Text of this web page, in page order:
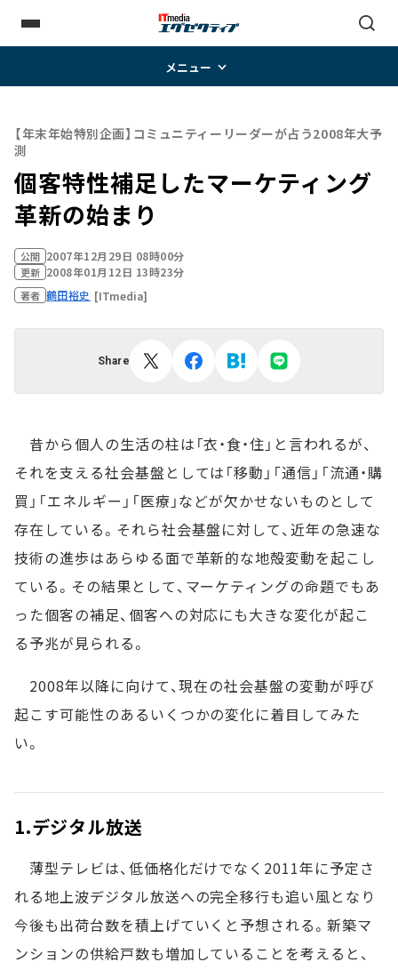
メニュー
【年末年始特別企画】コミュニティーリーダーが占う2008年大予
測
個客特性補足したマーケティング
革新の始まり
公開 2007年12月29日 08時00分
更新 2008年01月12日 13時23分
著者 鶴田裕史 [ITmedia]
Share
昔から個人の生活の柱は「衣・食・住」と言われるが、
それを支える社会基盤としては「移動」「通信」「流通・購
買」「エネルギー」「医療」などが欠かせないものとして
存在している。それら社会基盤に対して、近年の急速な
技術の進歩はあらゆる面で革新的な地殻変動を起こし
ている。その結果として、マーケティングの命題でもあ
った個客の補足、個客への対応にも大きな変化が起こ
る予兆が見られる。
2008年以降に向けて、現在の社会基盤の変動が呼び
起こす可能性のあるいくつかの変化に着目してみた
い。
1.デジタル放送
薄型テレビは、低価格化だけでなく2011年に予定さ
れる地上波デジタル放送への完全移行も追い風となり
今後も出荷台数を積上げていくと予想される。新築マ
ンションの供給戸数も増加していることを考えると、